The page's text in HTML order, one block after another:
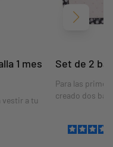
1 mes
vestir a tu
Set de 2
Para las
creado dos